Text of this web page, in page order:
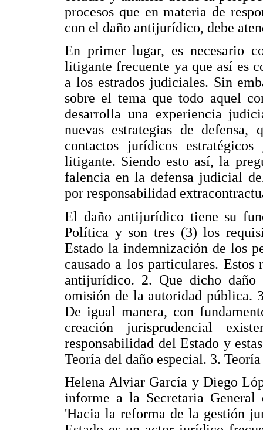
procesos que en materia de
con el daño antijurídico, debe
En primer lugar, es necesario
litigante frecuente ya que así es
a los estrados judiciales. Sin
sobre el tema que todo aquel
desarrolla una experiencia
nuevas estrategias de
contactos jurídicos
litigante. Siendo esto así, la
falencia en la defensa judicial
por responsabilidad
El daño antijurídico tiene su
Política y son tres (3) los
Estado la indemnización de los
causado a los particulares.
antijurídico. 2. Que dicho
omisión de la autoridad pública.
De igual manera, con
creación jurisprudencial
responsabilidad del Estado y
Teoría del daño especial. 3.
Helena Alviar García y Diego
informe a la Secretaria
'Hacia la reforma de la gestión